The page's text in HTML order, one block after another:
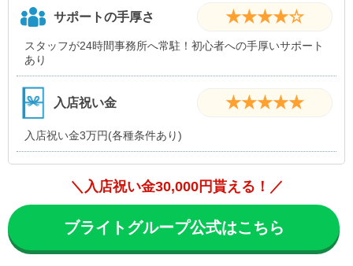
サポートの手厚さ ★★★★☆
スタッフが24時間事務所へ常駐！初心者への手厚いサポート
あり
入店祝い金 ★★★★★
入店祝い金3万円(各種条件あり)
＼入店祝い金30,000円貰える！／
ブライトグループ公式はこちら